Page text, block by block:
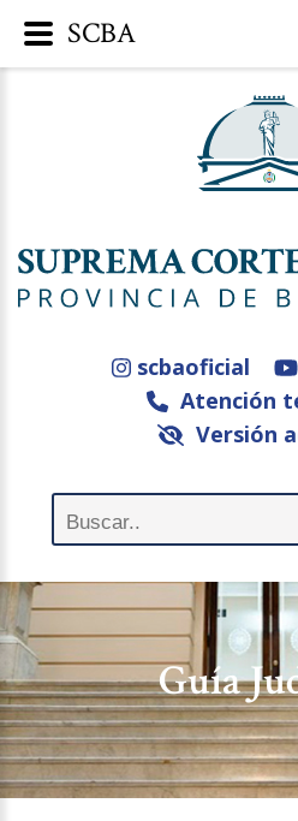
scbaoficial
Atención
Versión
Guía
SCBA